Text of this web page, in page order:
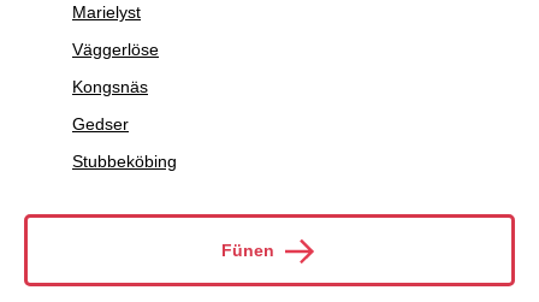
Marielyst
Väggerlöse
Kongsnäs
Gedser
Stubbeköbing
Fünen